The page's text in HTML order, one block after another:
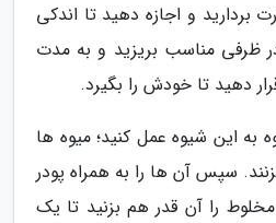
بردارید و اجازه دهید تا اندکی
مناسب بریزید و به مدت
به این شیوه عمل کنید؛ میوه ها
سپس آن ها را به همراه پودر
را آن قدر هم بزنید تا یک